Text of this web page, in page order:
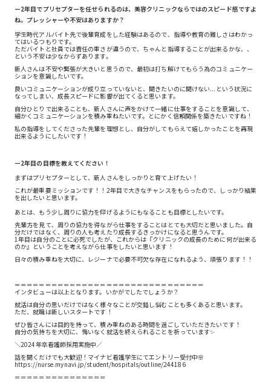
ー2年目でプリセプターを任せられるのは、美容クリニックならではのスピード感ですよ
ね。プレッシャーや不安はありますか？
学生時代アルバイト先で後輩育成をした経験はあるので、指導や教育の難しさはわかっ
てはいるつもりです。
ただバイトと社員では責任の重さが違うので、ちゃんと指導することが出来るかな、、
という不安は少なからずあります。
新人さんは不安や緊張が大きいと思うので、最初は打ち解けてもらう為のコミュニケー
ションを意識したいです。
良いコミュニケーションが成り立っていないと、聞きたいのに聞けない...という状況に
なってしまい、成長スピードに影響が出てくると思います。
自分ひとりで出来ることも、新人さんに声をかけて一緒に仕事をすることを意識して、
細かくコミュニケーションを積み重ねたいです。とにかく信頼関係を築きたいですね！
私の指導をしてくださった先輩を理想とし、自分がしてもらえて嬉しかったことを再現
出来るようにしたいです！
ー2年目の目標を教えてください！
まずはプリセプターとして、新人さんをしっかりと育て上げたい！
これが最重要ミッションです！！2年目で大きなチャンスをもらったので、しっかり結果
を出したいと思います。
あとは、もう少し周りに協力を仰げるようにもなることも目標としたいです。
先輩方を見て、周りの協力を得ながら仕事をすることはとても大切だと思いました。自
分だけではなく、周りの人も考えたり成長するきっかけになると思うんです。
1年目は自分のことに必死でしたが、これからは『クリニックの成長のために何が出来る
のか』ということを考えながら仕事をしたいと思います！
日々の積み重ねを大切に、レジーナで必要不可欠な存在になれるよう、頑張ります！！
＝＝＝＝＝＝＝＝＝＝＝＝＝＝＝＝＝＝＝＝＝＝＝＝＝＝＝＝＝＝＝
インタビューは以上となります。いかがでしたでしょうか？
就活は自分の思いだけではなく様々なことが交錯し悩むことも多くあると思います。
ただ、就職は新しいスタートです！
ぜひ皆さんには目的を持って、積み重ねのある時間を過ごしていただきたいです！
自分の気持ちを大切に、悔いなく就活を終えられることを祈っています✨
＼2024年卒看護師採用実施中／
話を聞くだけでも大歓迎！マイナビ看護学生にてエントリー受付中🌸
https://nurse.mynavi.jp/student/hospitals/outline/244186
＝＝＝＝＝＝＝＝＝＝＝＝＝＝＝